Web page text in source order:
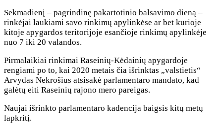
Sekmadienį – pagrindinę pakartotinio balsavimo dieną –
rinkėjai laukiami savo rinkimų apylinkėse ar bet kurioje
kitoje apygardos teritorijoje esančioje rinkimų apylinkėje
nuo 7 iki 20 valandos.
Pirmalaikiai rinkimai Raseinių-Kėdainių apygardoje
rengiami po to, kai 2020 metais čia išrinktas „valstietis“
Arvydas Nekrošius atsisakė parlamentaro mandato, kad
galėtų eiti Raseinių rajono mero pareigas.
Naujai išrinkto parlamentaro kadencija baigsis kitų metų
lapkritį.